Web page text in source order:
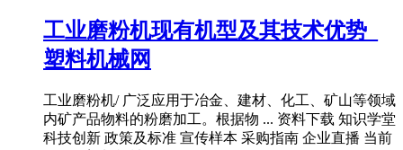
工业磨粉机现有机型及其技术优势_
塑料机械网
工业磨粉机/ 广泛应用于冶金、建材、化工、矿山等领域
内矿产品物料的粉磨加工。根据物 ... 资料下载 知识学堂
科技创新 政策及标准 宣传样本 采购指南 企业直播 当前